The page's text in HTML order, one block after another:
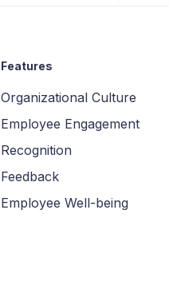
Features
Organizational Culture
Employee Engagement
Recognition
Feedback
Employee Well-being